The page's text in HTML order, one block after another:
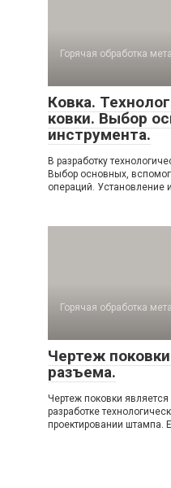
Горячая обработка
Ковка.
ковки. Выбор
инструмента.
В разработку
Выбор основных,
операций. Установление
Горячая обработка
Чертеж
разъема.
Чертеж поковки
разработке
проектировании штампа.